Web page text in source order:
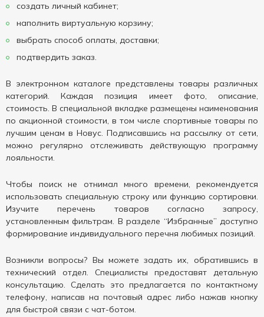
создать личный кабинет;
наполнить виртуальную корзину;
выбрать способ оплаты, доставки;
подтвердить заказ.
В электронном каталоге представлены товары различных
категорий. Каждая позиция имеет фото, описание,
стоимость. В специальной вкладке размещены наименования
по акционной стоимости, в том числе спортивные товары по
лучшим ценам в Новус. Подписавшись на рассылку от сети,
можно регулярно отслеживать действующую программу
лояльности.
Чтобы поиск не отнимал много времени, рекомендуется
использовать специальную строку или функцию сортировки.
Изучите перечень товаров согласно запросу,
установленным фильтрам. В разделе “Избранные” доступно
формирование индивидуального перечня любимых позиций.
Возникли вопросы? Вы можете задать их, обратившись в
технический отдел. Специалисты предоставят детальную
консультацию. Сделать это предлагается по контактному
телефону, написав на почтовый адрес либо нажав кнопку
для быстрой связи с чат-ботом.